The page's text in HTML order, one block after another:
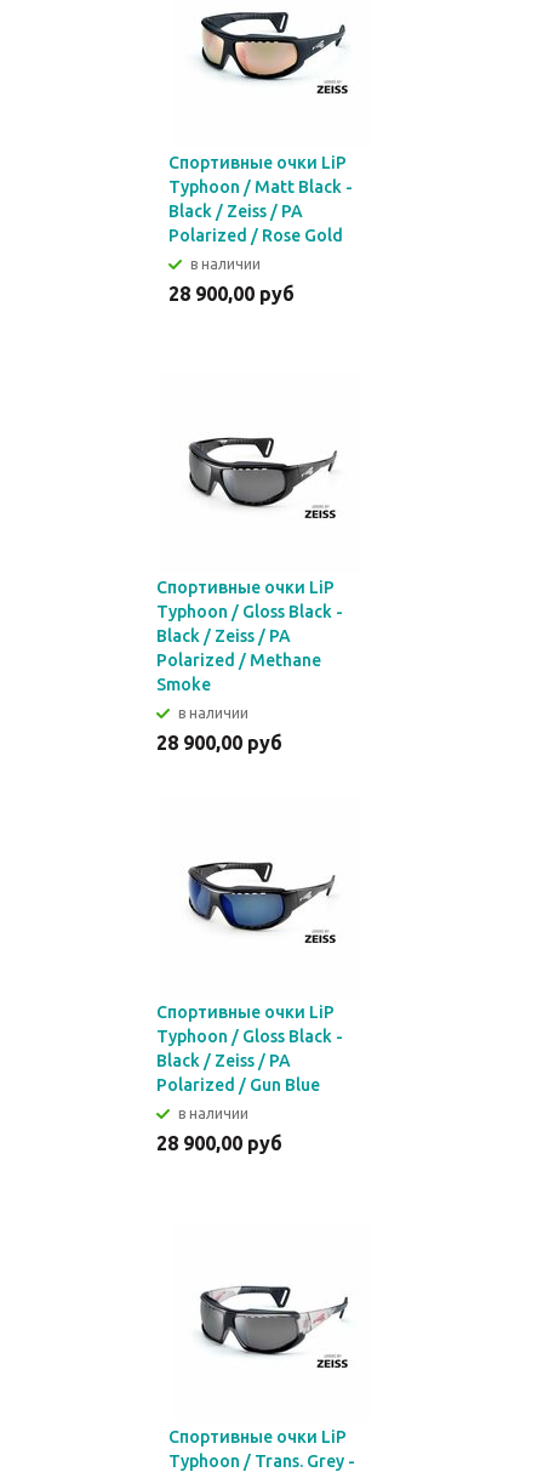
Спортивные очки LiP
Typhoon / Matt Black -
Black / Zeiss / PA
Polarized / Rose Gold
в наличии
28 900,00 руб
Спортивные очки LiP
Typhoon / Gloss Black -
Black / Zeiss / PA
Polarized / Methane
Smoke
в наличии
28 900,00 руб
Спортивные очки LiP
Typhoon / Gloss Black -
Black / Zeiss / PA
Polarized / Gun Blue
в наличии
28 900,00 руб
Спортивные очки LiP
Typhoon / Trans. Grey -